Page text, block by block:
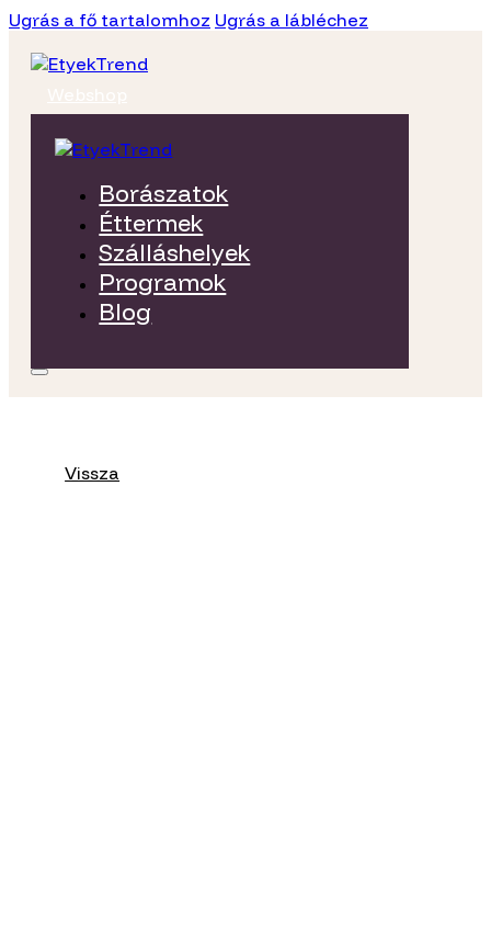
Ugrás a fő tartalomhoz Ugrás a lábléchez
Borászatok
Éttermek
Szálláshelyek
Programok
Blog
Vissza